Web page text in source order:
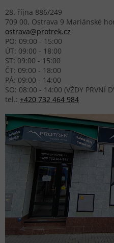
28. října 886/249
709 00, Ostrava 9 Mariánské
ostrava@protrek.cz
PO: 09:00 - 15:00
ÚT: 09:00 - 18:00
ST: 09:00 - 15:00
ČT: 09:00 - 18:00
PÁ: 09:00 - 14:00
SO: 08:00 - 14:00 (VŽDY PRVNÍ
tel.: +420 732 464 984